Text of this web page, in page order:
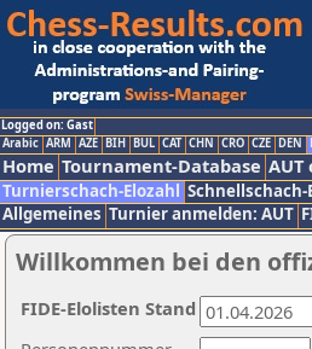
Logged on: Gast
Arabic ARM AZE BIH BUL CAT CHN CRO CZE DEN
Home Tournament-Database
Turnierschach-Elozahl Schnellschach-
Allgemeines Turnier anmelden: AUT
Willkommen bei den
FIDE-Elolisten Stand